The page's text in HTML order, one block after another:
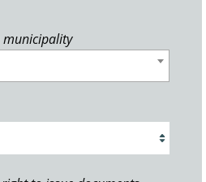
municipality